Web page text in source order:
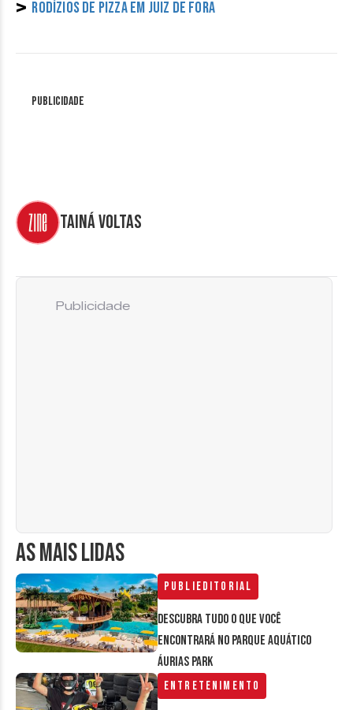
> Rodízios de pizza em Juiz de Fora
Publicidade
Tainá Voltas
AS MAIS LIDAS
Publieditorial
Descubra tudo o que você
encontrará no parque aquático
Áurias Park
Entretenimento
Publicidade